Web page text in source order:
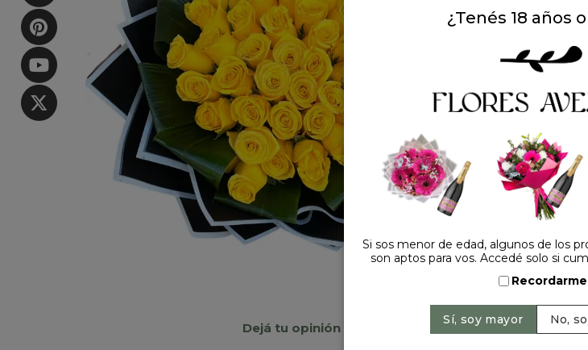
Dejá tu opinión
36
¿Tenés 18 años
Si sos menor de edad, algunos de los
son aptos para vos. Accedé solo si
Recordarme